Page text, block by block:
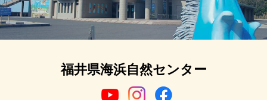
福井県海浜自然センター